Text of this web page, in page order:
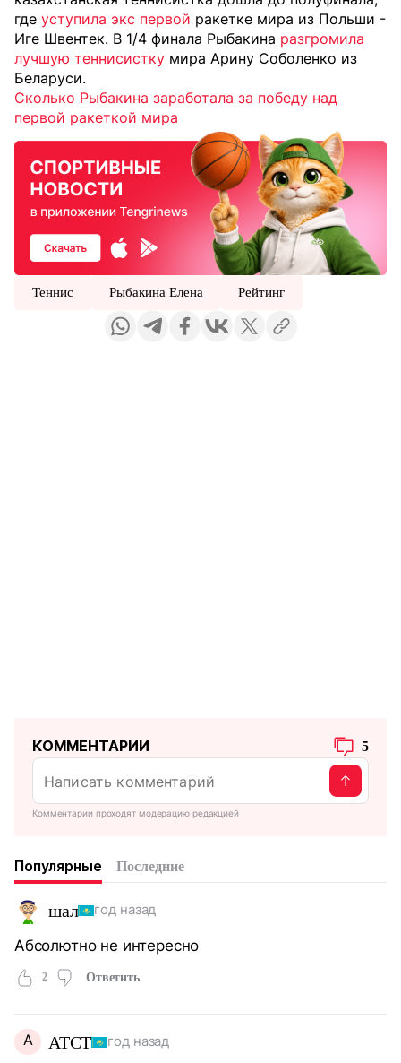
где уступила экс первой ракетке мира из Польши -
Иге Швентек. В 1/4 финала Рыбакина разгромила
лучшую теннисистку мира Арину Соболенко из
Беларуси.
Сколько Рыбакина заработала за победу над
первой ракеткой мира
Теннис Рыбакина Елена Рейтинг
КОММЕНТАРИИ 5
Комментарии проходят модерацию редакцией
Популярные Последние
шал год назад
Абсолютно не интересно
2 Ответить
А АТСТ год назад